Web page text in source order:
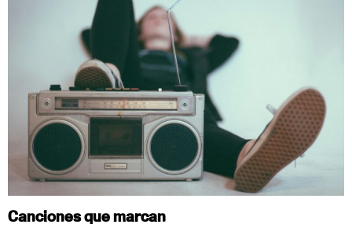
Canciones que marcan